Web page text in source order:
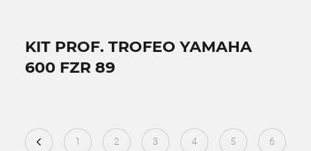
KIT PROF. TROFEO YAMAHA
600 FZR 89
1 2 3 4 5 6